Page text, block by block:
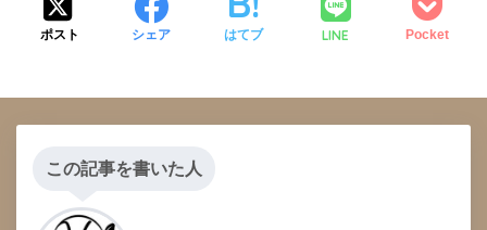
ポスト シェア はてブ LINE Pocket
この記事を書いた人